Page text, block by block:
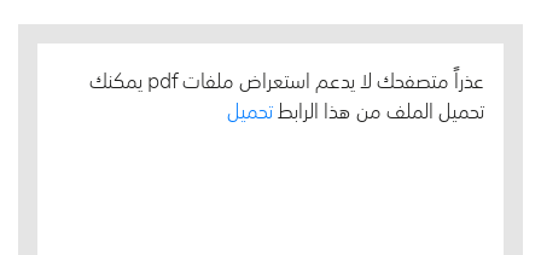
عذراً متصفحك لا يدعم استعراض ملفات pdf يمكنك
تحميل الملف من هذا الرابطتحميل